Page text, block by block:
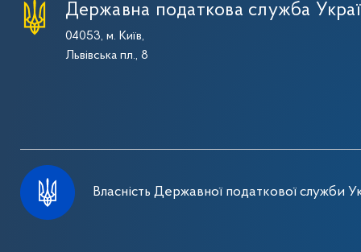
Державна податкова служба
04053, м. Київ,
Львівська пл., 8
Власність Державної податкової служби